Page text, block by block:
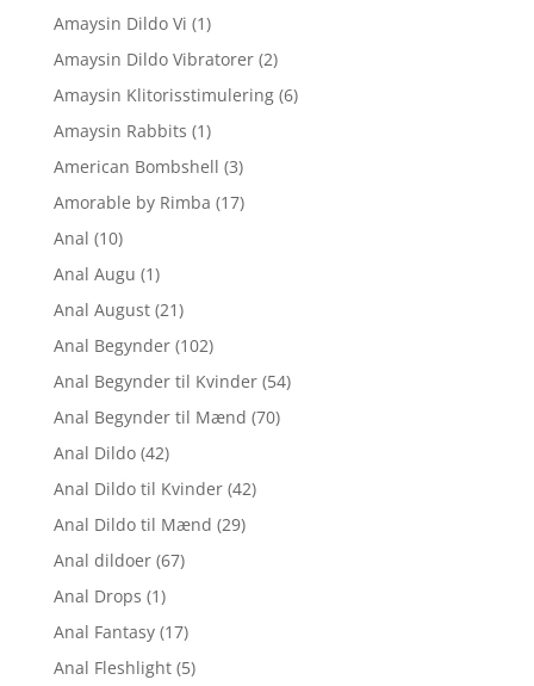
Amaysin Dildo Vi (1)
Amaysin Dildo Vibratorer (2)
Amaysin Klitorisstimulering (6)
Amaysin Rabbits (1)
American Bombshell (3)
Amorable by Rimba (17)
Anal (10)
Anal Augu (1)
Anal August (21)
Anal Begynder (102)
Anal Begynder til Kvinder (54)
Anal Begynder til Mænd (70)
Anal Dildo (42)
Anal Dildo til Kvinder (42)
Anal Dildo til Mænd (29)
Anal dildoer (67)
Anal Drops (1)
Anal Fantasy (17)
Anal Fleshlight (5)